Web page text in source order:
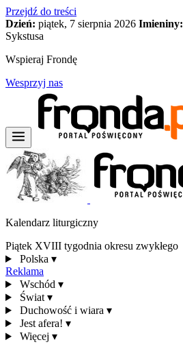
Przejdź do treści
Dzień: piątek, 7 sierpnia 2026 Imieniny:
Sykstusa
Wspieraj Frondę
Wesprzyj nas
Kalendarz liturgiczny
Piątek XVIII tygodnia okresu zwykłego
Polska ▾
Reklama
Wschód ▾
Świat ▾
Duchowość i wiara ▾
Jest afera! ▾
Więcej ▾